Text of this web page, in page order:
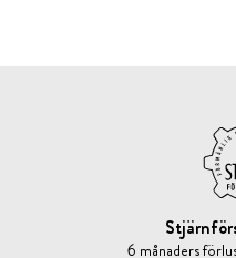
6 månaders